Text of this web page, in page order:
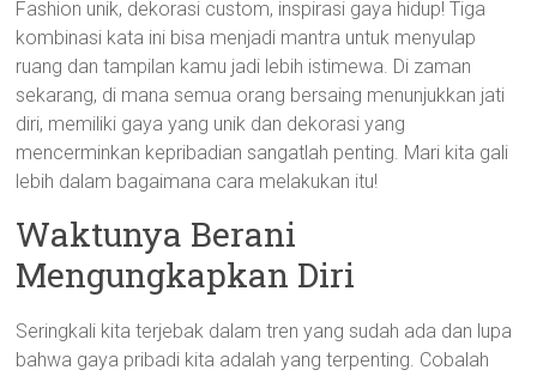
Fashion unik, dekorasi custom, inspirasi gaya hidup! Tiga
kombinasi kata ini bisa menjadi mantra untuk menyulap
ruang dan tampilan kamu jadi lebih istimewa. Di zaman
sekarang, di mana semua orang bersaing menunjukkan jati
diri, memiliki gaya yang unik dan dekorasi yang
mencerminkan kepribadian sangatlah penting. Mari kita gali
lebih dalam bagaimana cara melakukan itu!
Waktunya Berani
Mengungkapkan Diri
Seringkali kita terjebak dalam tren yang sudah ada dan lupa
bahwa gaya pribadi kita adalah yang terpenting. Cobalah